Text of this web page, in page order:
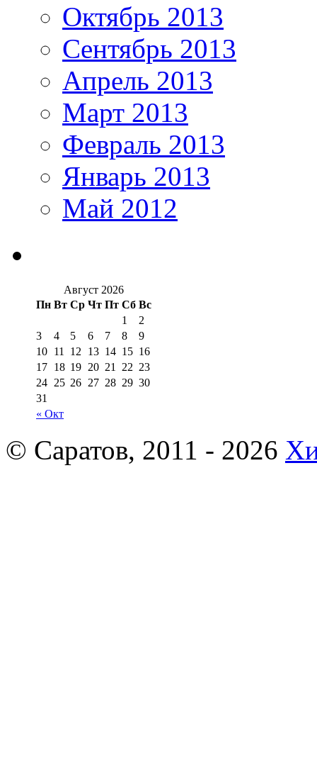
Октябрь 2013
Сентябрь 2013
Апрель 2013
Март 2013
Февраль 2013
Январь 2013
Май 2012
Август 2026
Пн Вт Ср Чт Пт Сб Вс
« Окт
1
2
3
4 5 6 7 8
9
10 11 12 13 14 15 16
17 18 19 20 21 22 23
24 25 26 27 28 29 30
31
© Саратов, 2011 - 2026